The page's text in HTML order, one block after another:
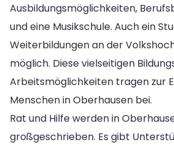
Ausbildungsmöglichkeiten,
und eine Musikschule. Auch ein
Weiterbildungen an der
möglich. Diese vielseitigen
Arbeitsmöglichkeiten tragen zur
Menschen in Oberhausen bei.
Rat und Hilfe werden in
großgeschrieben. Es gibt